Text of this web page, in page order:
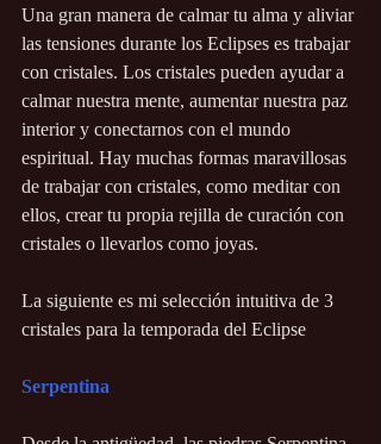
Una gran manera de calmar tu alma y aliviar
las tensiones durante los Eclipses es trabajar
con cristales. Los cristales pueden ayudar a
calmar nuestra mente, aumentar nuestra paz
interior y conectarnos con el mundo
espiritual. Hay muchas formas maravillosas
de trabajar con cristales, como meditar con
ellos, crear tu propia rejilla de curación con
cristales o llevarlos como joyas.
La siguiente es mi selección intuitiva de 3
cristales para la temporada del Eclipse
Serpentina